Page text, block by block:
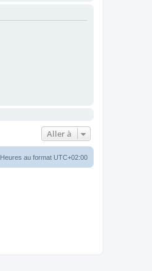
Aller à
Heures au format UTC+02:00